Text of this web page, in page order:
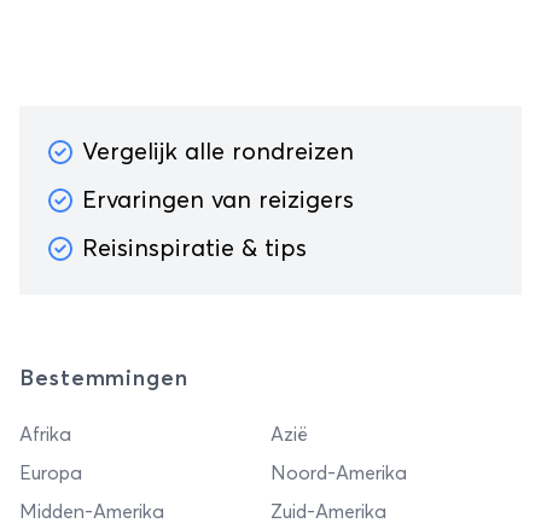
Vergelijk alle rondreizen
Ervaringen van reizigers
Reisinspiratie & tips
Bestemmingen
Afrika
Azië
Europa
Noord-Amerika
Midden-Amerika
Zuid-Amerika